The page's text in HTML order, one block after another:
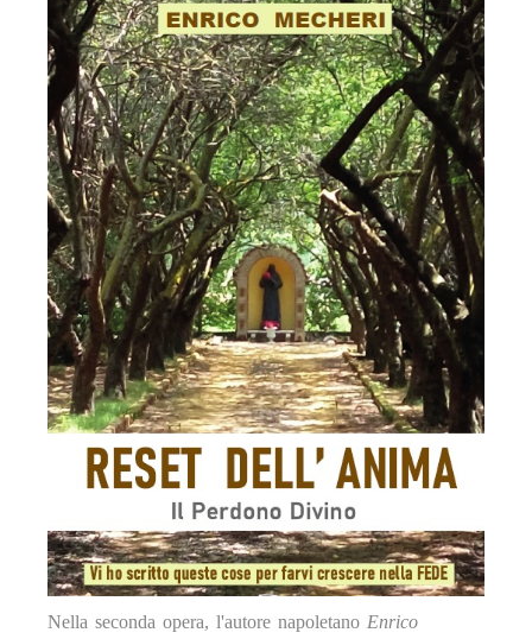
Nella seconda opera, l'autore napoletano Enrico